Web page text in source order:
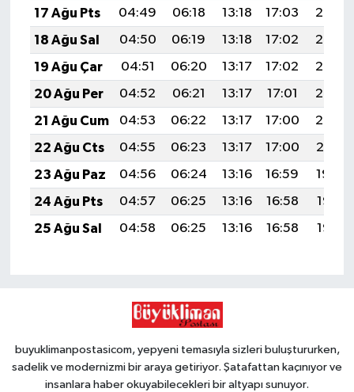
17 Ağu Pts
04:49 06:18 13:18 17:03
20:07
18 Ağu Sal
04:50 06:19 13:18 17:02
20:06
19 Ağu Çar
04:51 06:20 13:17 17:02
20:05
20 Ağu Per
04:52 06:21 13:17 17:01
20:03
21 Ağu Cum
04:53 06:22 13:17 17:00
20:02
22 Ağu Cts
04:55 06:23 13:17 17:00
20:01
23 Ağu Paz
04:56 06:24 13:16 16:59
19:59
24 Ağu Pts
04:57 06:25 13:16 16:58
19:58
25 Ağu Sal
04:58 06:25 13:16 16:58 19:56
buyuklimanpostasicom, yepyeni temasıyla sizleri buluştururken,
sadelik ve modernizmi bir araya getiriyor. Şatafattan kaçınıyor ve
insanlara haber okuyabilecekleri bir altyapı sunuyor.